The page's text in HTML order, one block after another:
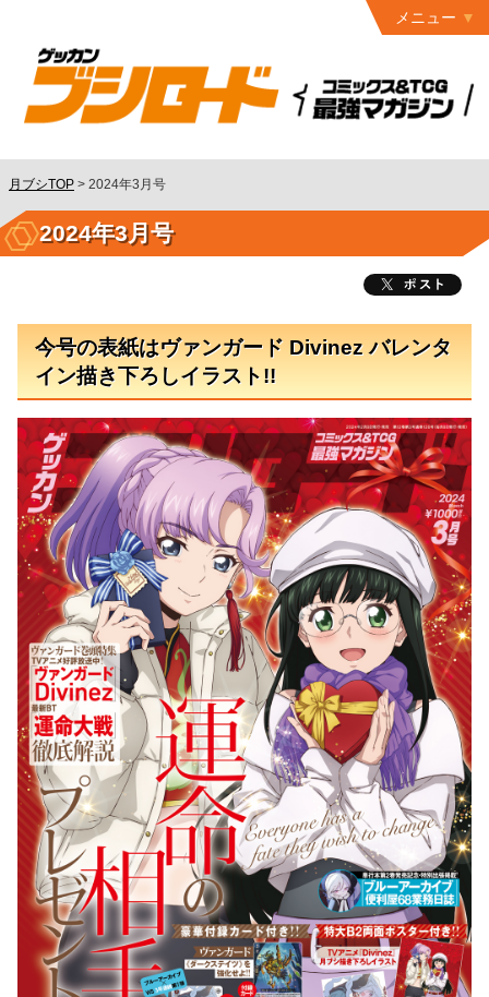
メニュー
最終号
お問い合わせ
月ブシTOP > 2024年3月号
2024年3月号
今号の表紙はヴァンガード Divinez バレンタ
イン描き下ろしイラスト!!